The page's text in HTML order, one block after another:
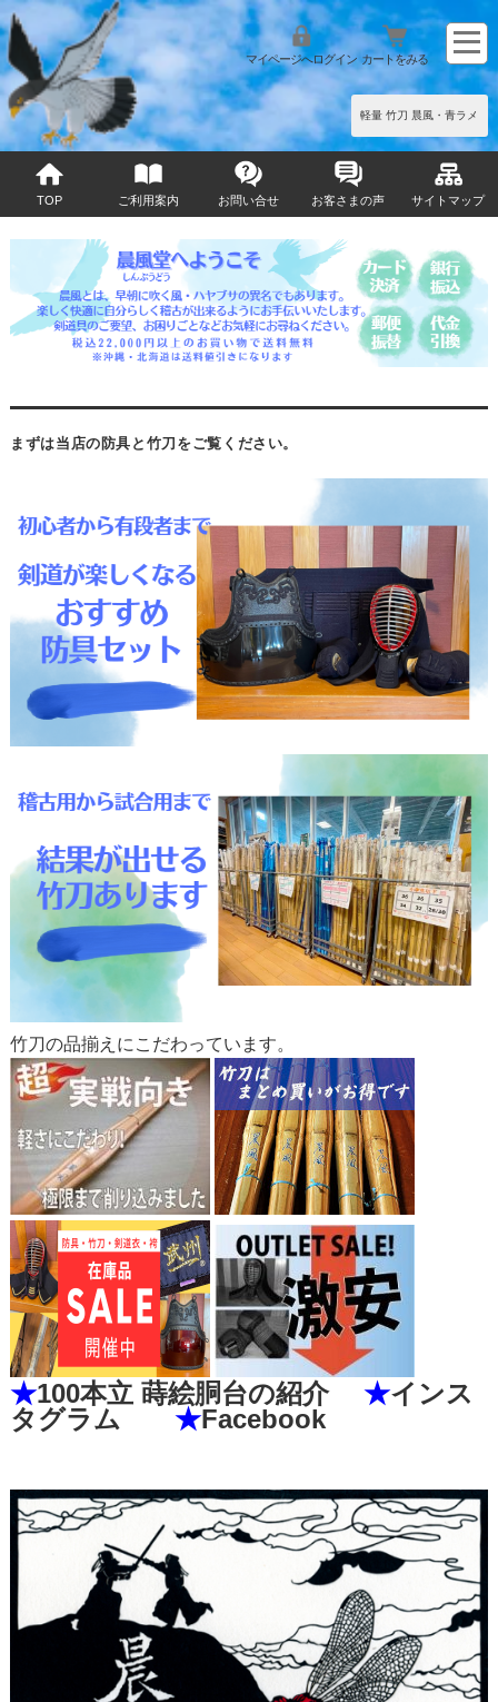
軽量 竹刀 晨風・青ラメ
マイページへログイン カートをみる
TOP ご利用案内 お問い合せ お客さまの声 サイトマップ
まずは当店の防具と竹刀をご覧ください。
竹刀の品揃えにこだわっています。
★100本立 蒔絵胴台の紹介 ★インス
タグラム ★Facebook